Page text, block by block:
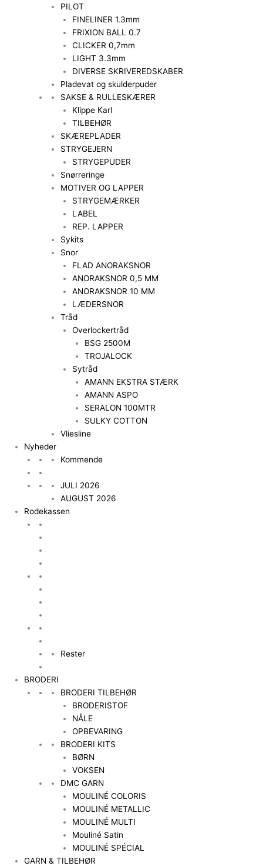
PILOT
FINELINER 1.3mm
FRIXION BALL 0.7
CLICKER 0,7mm
LIGHT 3.3mm
DIVERSE SKRIVEREDSKABER
Pladevat og skulderpuder
SAKSE & RULLESKÆRER
Klippe Karl
TILBEHØR
SKÆREPLADER
STRYGEJERN
STRYGEPUDER
Snørreringe
MOTIVER OG LAPPER
STRYGEMÆRKER
LABEL
REP. LAPPER
Sykits
Snor
FLAD ANORAKSNOR
ANORAKSNOR 0,5 MM
ANORAKSNOR 10 MM
LÆDERSNOR
Tråd
Overlockertråd
BSG 2500M
TROJALOCK
Sytråd
AMANN EKSTRA STÆRK
AMANN ASPO
SERALON 100MTR
SULKY COTTON
Vliesline
Nyheder
Kommende
JULI 2026
AUGUST 2026
Rodekassen
Rester
BRODERI
BRODERI TILBEHØR
BRODERISTOF
NÅLE
OPBEVARING
BRODERI KITS
BØRN
VOKSEN
DMC GARN
MOULINÉ COLORIS
MOULINÉ METALLIC
MOULINÉ MULTI
Mouliné Satin
MOULINÉ SPÉCIAL
GARN & TILBEHØR